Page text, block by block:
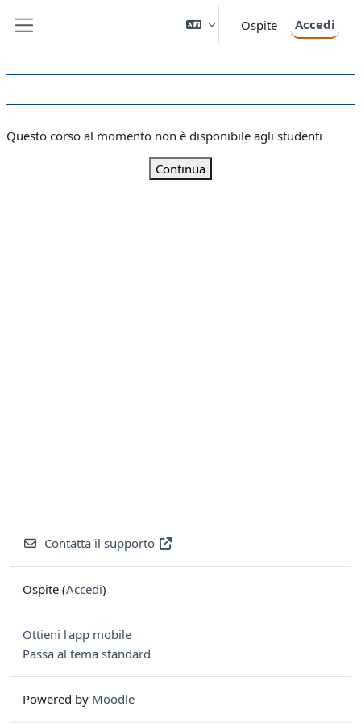
Ospite Accedi
Questo corso al momento non è disponibile agli studenti
Continua
Contatta il supporto
Ospite (Accedi)
Ottieni l'app mobile
Passa al tema standard
Powered by Moodle